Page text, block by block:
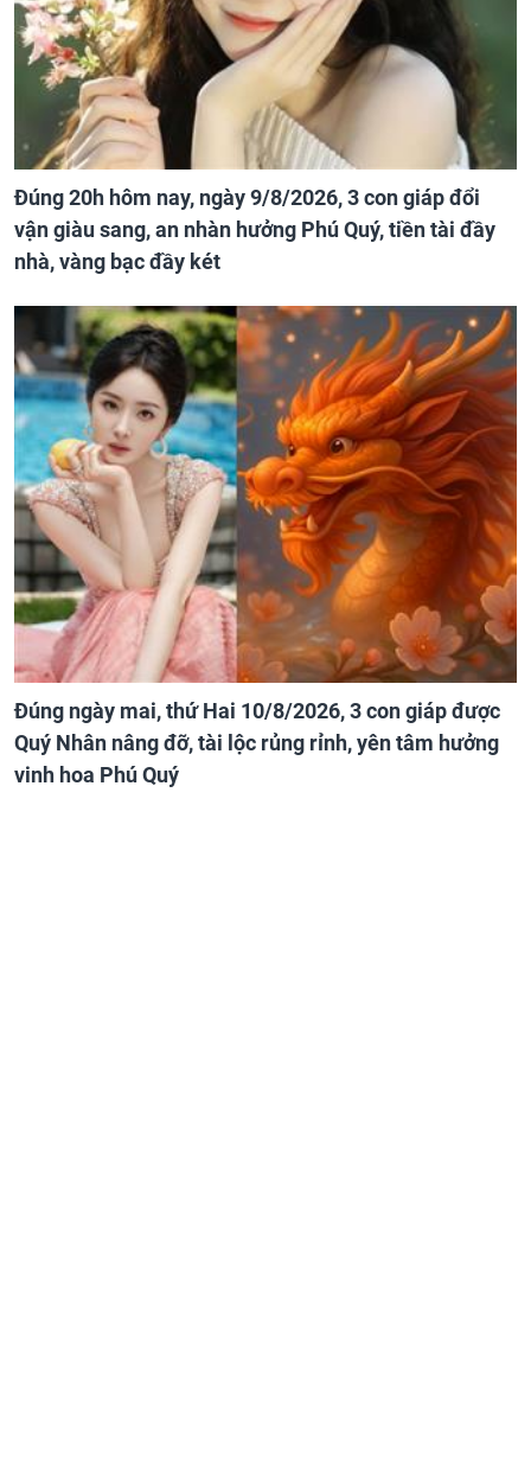
Đúng 20h hôm nay, ngày 9/8/2026, 3 con giáp đổi
vận giàu sang, an nhàn hưởng Phú Quý, tiền tài đầy
nhà, vàng bạc đầy két
Đúng ngày mai, thứ Hai 10/8/2026, 3 con giáp được
Quý Nhân nâng đỡ, tài lộc rủng rỉnh, yên tâm hưởng
vinh hoa Phú Quý